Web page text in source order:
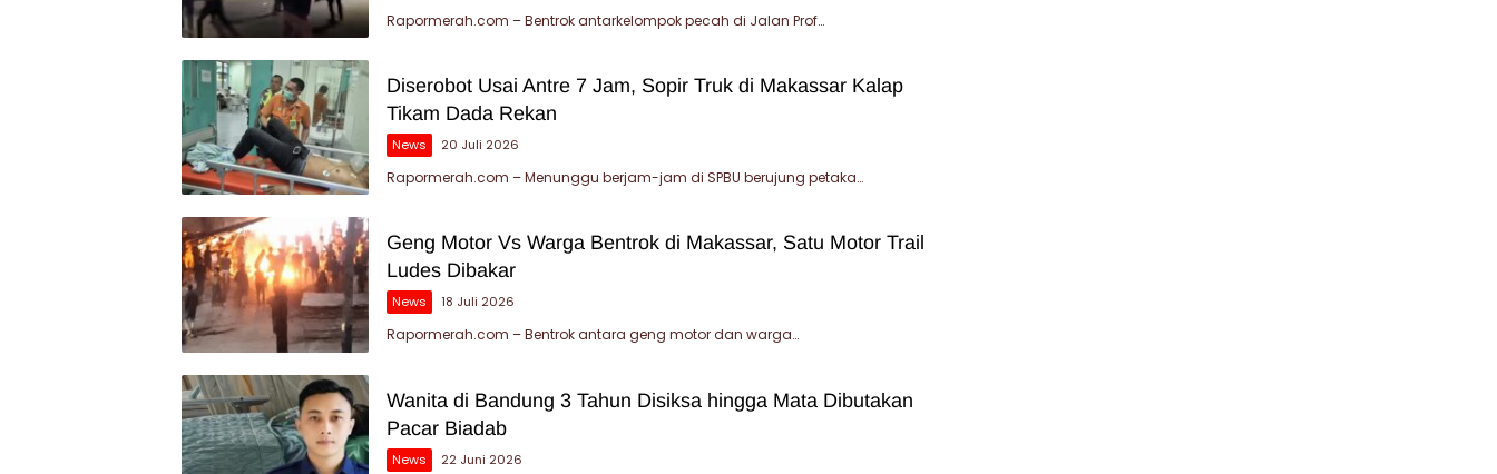
Rapormerah.com – Bentrok antarkelompok pecah di Jalan Prof…
Diserobot Usai Antre 7 Jam, Sopir Truk di Makassar Kalap
Tikam Dada Rekan
News 20 Juli 2026
Rapormerah.com – Menunggu berjam-jam di SPBU berujung petaka…
Geng Motor Vs Warga Bentrok di Makassar, Satu Motor Trail
Ludes Dibakar
News 18 Juli 2026
Rapormerah.com – Bentrok antara geng motor dan warga…
Wanita di Bandung 3 Tahun Disiksa hingga Mata Dibutakan
Pacar Biadab
News 22 Juni 2026